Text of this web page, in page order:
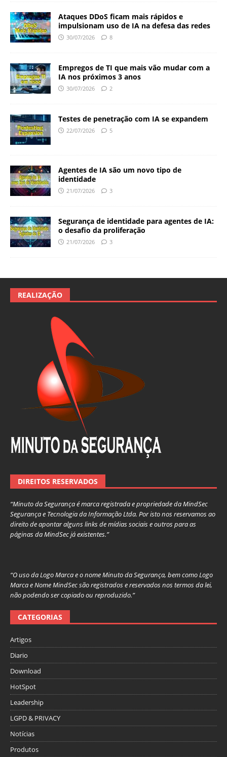
Ataques DDoS ficam mais rápidos e
impulsionam uso de IA na defesa das redes
30/07/2026 8
Empregos de TI que mais vão mudar com a
IA nos próximos 3 anos
30/07/2026 2
Testes de penetração com IA se expandem
22/07/2026 5
Agentes de IA são um novo tipo de
identidade
21/07/2026 3
Segurança de identidade para agentes de IA:
o desafio da proliferação
21/07/2026 3
REALIZAÇÃO
DIREITOS RESERVADOS
“Minuto da Segurança é marca registrada e propriedade da MindSec
Segurança e Tecnologia da Informação Ltda. Por isto nos reservamos ao
direito de apontar alguns links de mídias sociais e outros para as
páginas da MindSec já existentes.”
“O uso da Logo Marca e o nome Minuto da Segurança, bem como Logo
Marca e Nome MindSec são registrados e reservados nos termos da lei,
não podendo ser copiado ou reproduzido.”
CATEGORIAS
Artigos
Diario
Download
HotSpot
Leadership
LGPD & PRIVACY
Notícias
Produtos